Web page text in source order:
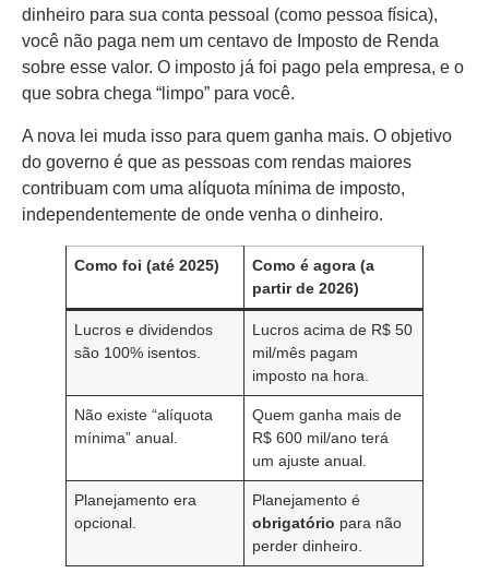
dinheiro para sua conta pessoal (como pessoa física),
você não paga nem um centavo de Imposto de Renda
sobre esse valor. O imposto já foi pago pela empresa, e o
que sobra chega “limpo” para você.
A nova lei muda isso para quem ganha mais. O objetivo
do governo é que as pessoas com rendas maiores
contribuam com uma alíquota mínima de imposto,
independentemente de onde venha o dinheiro.
Como foi (até 2025)
Como é agora (a
partir de 2026)
Lucros e dividendos
são 100% isentos.
Lucros acima de R$ 50
mil/mês pagam
imposto na hora.
Não existe “alíquota
mínima” anual.
Quem ganha mais de
R$ 600 mil/ano terá
um ajuste anual.
Planejamento era
opcional.
Planejamento é
obrigatório para não
perder dinheiro.